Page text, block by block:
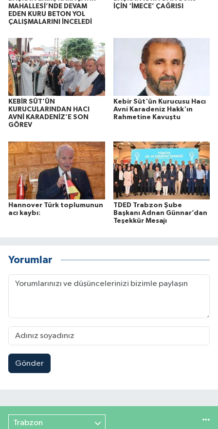
MAHALLESİ’NDE DEVAM
EDEN KURU BETON YOL
ÇALIŞMALARINI İNCELEDİ
İÇİN ‘İMECE’ ÇAĞRISI
KEBİR SÜT’ÜN
KURUCULARINDAN HACI
AVNİ KARADENİZ’E SON
GÖREV
Kebir Süt'ün Kurucusu Hacı
Avni Karadeniz Hakk'ın
Rahmetine Kavuştu
Hannover Türk toplumunun
acı kaybı:
TDED Trabzon Şube
Başkanı Adnan Günnar’dan
Teşekkür Mesajı
Yorumlar
Gönder
Trabzon